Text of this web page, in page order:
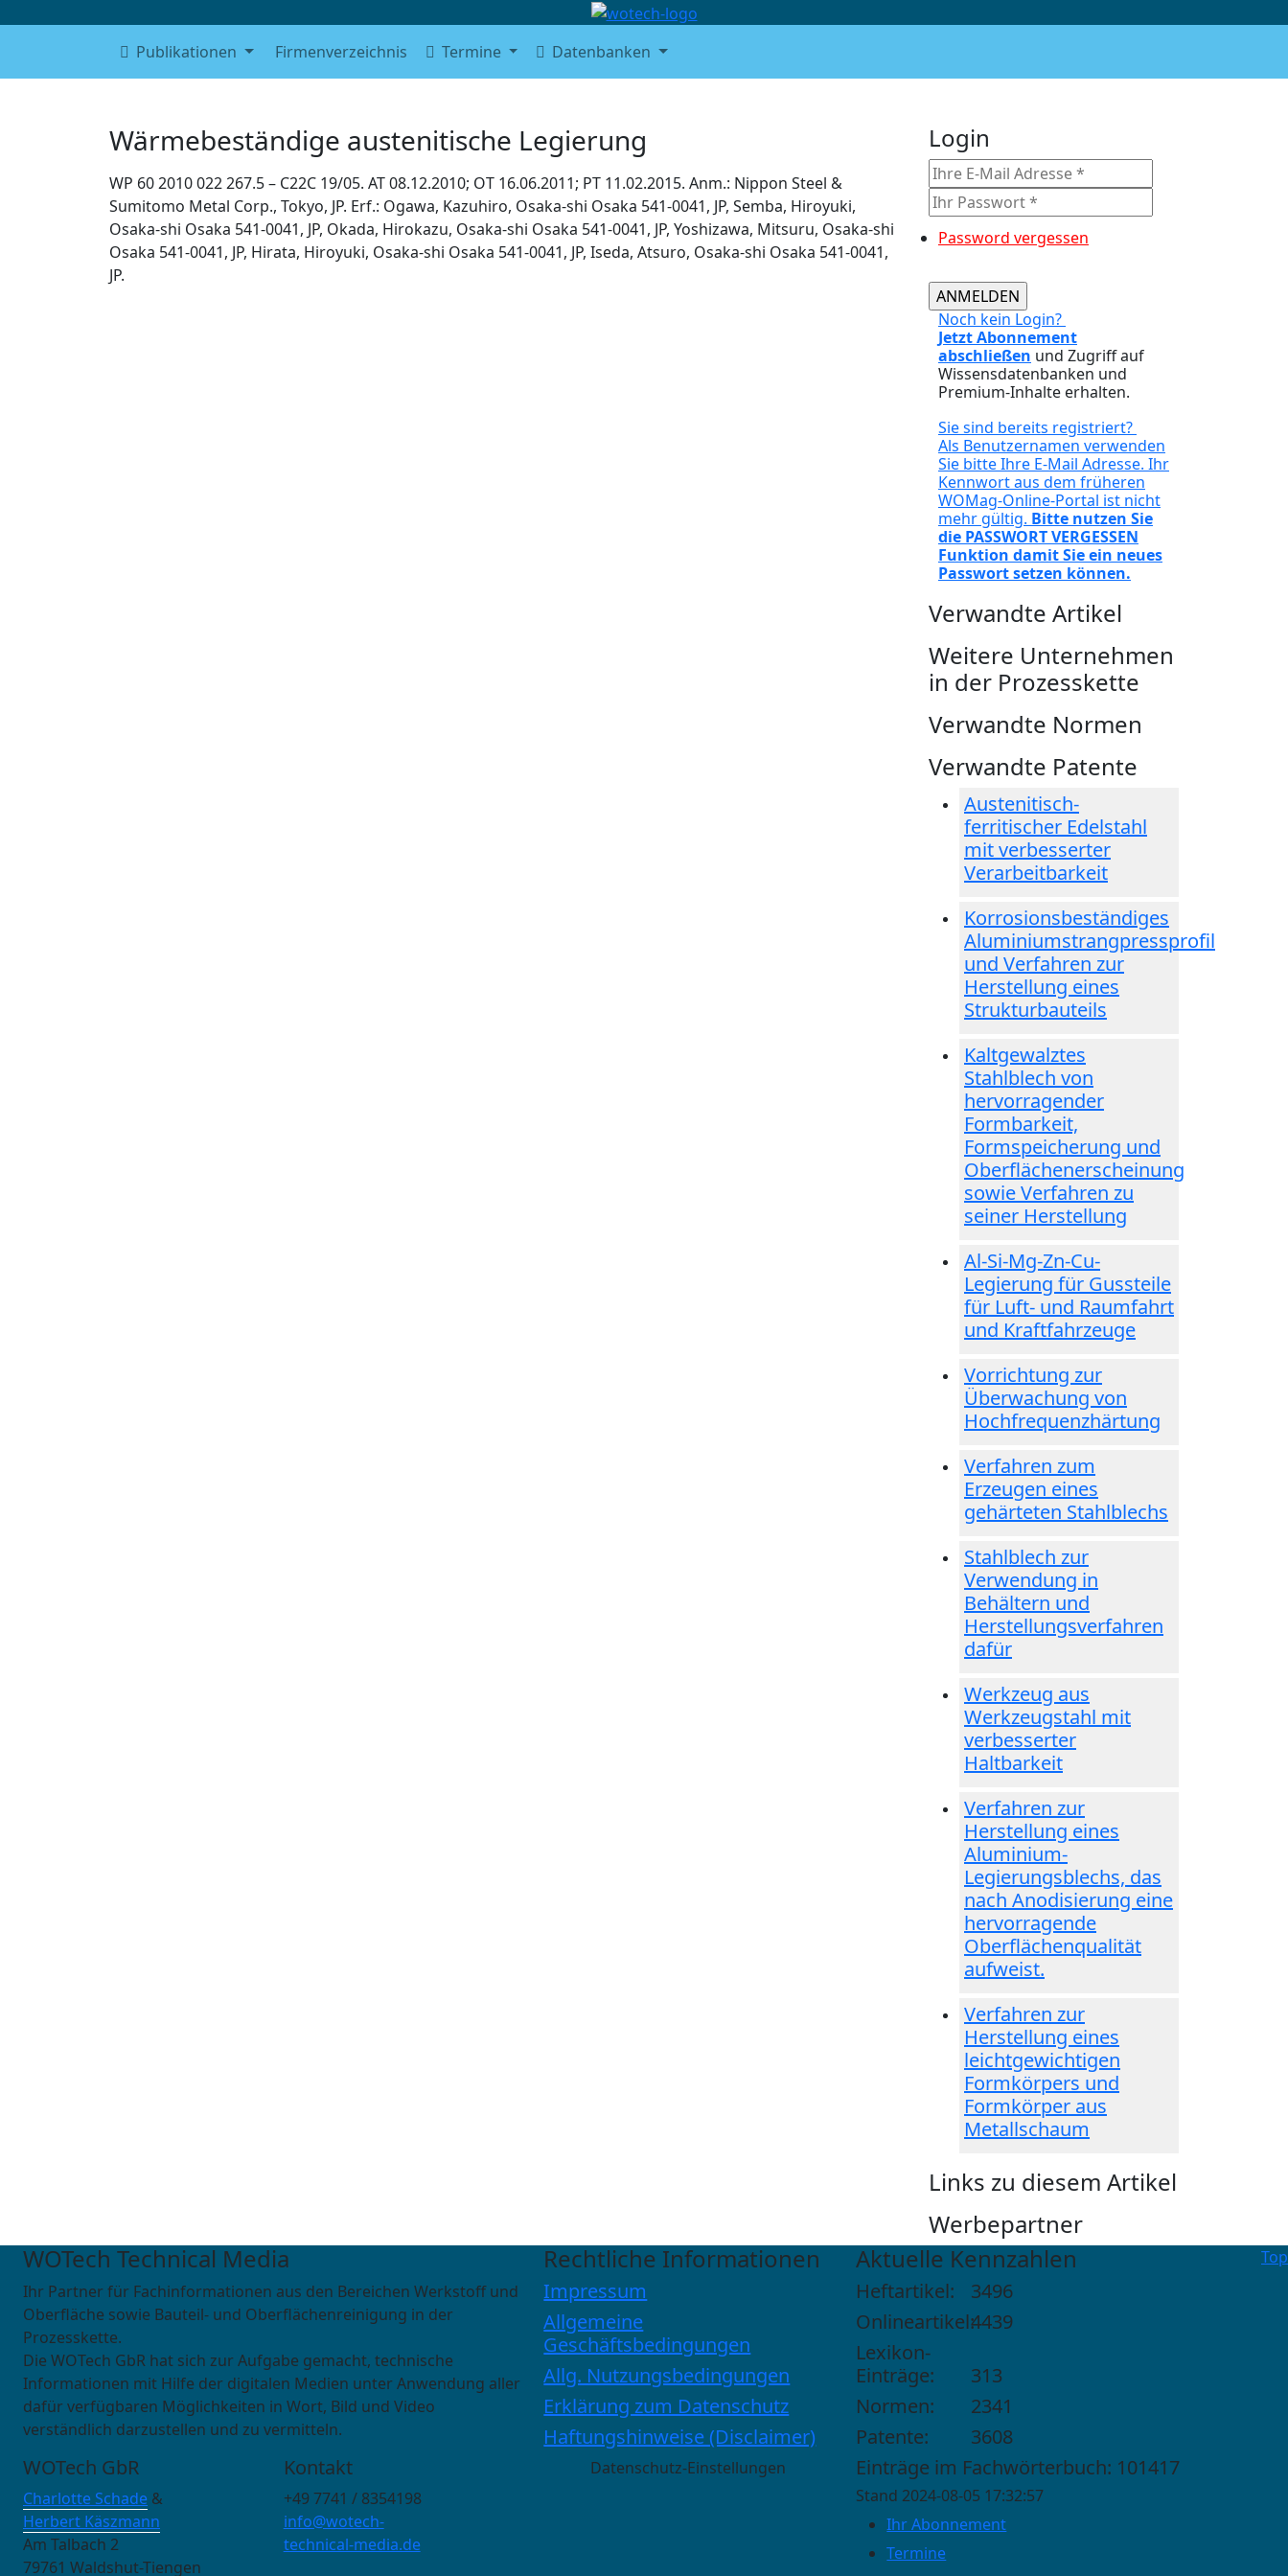
Publikationen Firmenverzeichnis Termine Datenbanken
Wärmebeständige austenitische Legierung
WP 60 2010 022 267.5 – C22C 19/05. AT 08.12.2010; OT 16.06.2011; PT 11.02.2015. Anm.: Nippon Steel &
Sumitomo Metal Corp., Tokyo, JP. Erf.: Ogawa, Kazuhiro, Osaka-shi Osaka 541-0041, JP, Semba, Hiroyuki,
Osaka-shi Osaka 541-0041, JP, Okada, Hirokazu, Osaka-shi Osaka 541-0041, JP, Yoshizawa, Mitsuru, Osaka-shi
Osaka 541-0041, JP, Hirata, Hiroyuki, Osaka-shi Osaka 541-0041, JP, Iseda, Atsuro, Osaka-shi Osaka 541-0041,
JP.
Login
Password vergessen
Noch kein Login?
Jetzt Abonnement
abschließen
Wissensdatenbanken und
Premium-Inhalte erhalten.
Sie sind bereits registriert?
Als Benutzernamen verwenden
Sie bitte Ihre E-Mail Adresse. Ihr
Kennwort aus dem früheren
WOMag-Online-Portal ist nicht
mehr gültig. Bitte nutzen Sie
die PASSWORT VERGESSEN
Funktion damit Sie ein neues
Passwort setzen können.
Verwandte Artikel
Weitere Unternehmen
in der Prozesskette
Verwandte Normen
Verwandte Patente
Austenitisch-
ferritischer Edelstahl
mit verbesserter
Verarbeitbarkeit
Korrosionsbeständiges
Aluminiumstrangpressprofil
und Verfahren zur
Herstellung eines
Strukturbauteils
Kaltgewalztes
Stahlblech von
hervorragender
Formbarkeit,
Formspeicherung und
Oberflächenerscheinung
sowie Verfahren zu
seiner Herstellung
Al-Si-Mg-Zn-Cu-
Legierung für Gussteile
für Luft- und Raumfahrt
und Kraftfahrzeuge
Vorrichtung zur
Überwachung von
Hochfrequenzhärtung
Verfahren zum
Erzeugen eines
gehärteten Stahlblechs
Stahlblech zur
Verwendung in
Behältern und
Herstellungsverfahren
dafür
Werkzeug aus
Werkzeugstahl mit
verbesserter
Haltbarkeit
Verfahren zur
Herstellung eines
Aluminium-
Legierungsblechs, das
nach Anodisierung eine
hervorragende
Oberflächenqualität
aufweist.
Verfahren zur
Herstellung eines
leichtgewichtigen
Formkörpers und
Formkörper aus
Metallschaum
Links zu diesem Artikel
Werbepartner
Top
WOTech Technical Media
Ihr Partner für Fachinformationen aus den Bereichen Werkstoff und
Oberfläche sowie Bauteil- und Oberflächenreinigung in der
Prozesskette.
Die WOTech GbR hat sich zur Aufgabe gemacht, technische
Informationen mit Hilfe der digitalen Medien unter Anwendung aller
dafür verfügbaren Möglichkeiten in Wort, Bild und Video
verständlich darzustellen und zu vermitteln.
WOTech GbR
Charlotte Schade &
Herbert Käszmann
Am Talbach 2
79761 Waldshut-Tiengen
Kontakt
+49 7741 / 8354198
info@wotech-
technical-media.de
Rechtliche Informationen
Impressum
Allgemeine
Geschäftsbedingungen
Allg. Nutzungsbedingungen
Erklärung zum Datenschutz
Haftungshinweise (Disclaimer)
Datenschutz-Einstellungen
Aktuelle Kennzahlen
Heftartikel:
3496
Onlineartikel:4439
Lexikon-
Einträge:
313
Normen:
2341
Patente:
3608
Einträge im Fachwörterbuch: 101417
Stand 2024-08-05 17:32:57
Ihr Abonnement
Termine